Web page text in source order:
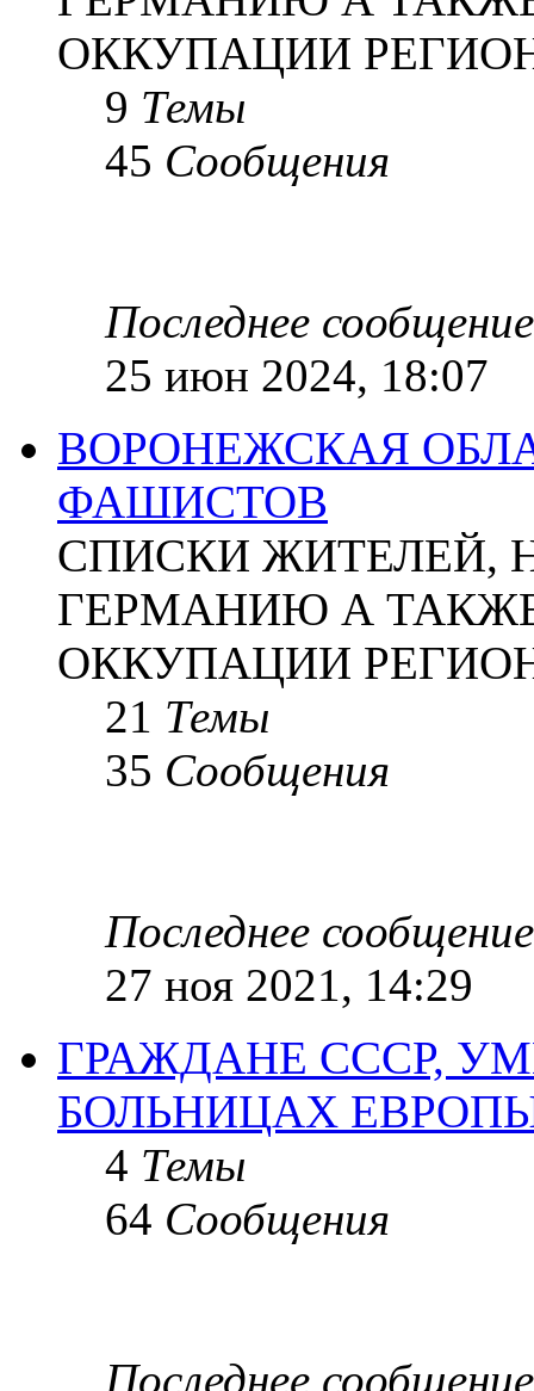
ОККУПАЦИИ
9 Темы
45 Сообщения
Последнее сообщение
25 июн 2024, 18:07
ВОРОНЕЖСКАЯ
ФАШИСТОВ
СПИСКИ ЖИТЕЛЕЙ,
ГЕРМАНИЮ А
ОККУПАЦИИ
21 Темы
35 Сообщения
Последнее сообщение
27 ноя 2021, 14:29
ГРАЖДАНЕ СССР,
БОЛЬНИЦАХ
4 Темы
64 Сообщения
Последнее сообщение